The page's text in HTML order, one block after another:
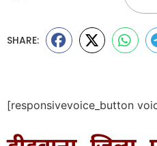
SHARE:
[responsivevoice_button